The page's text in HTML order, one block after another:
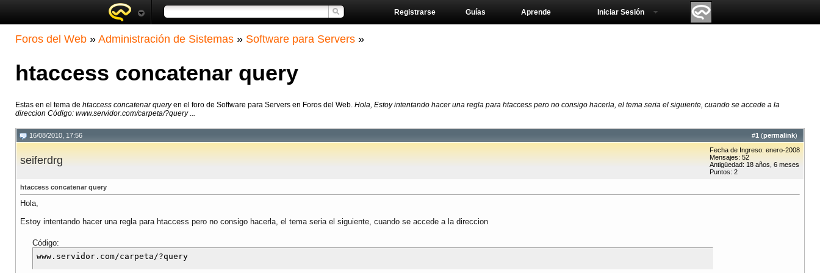
Aprende
Guías
Registrarse Iniciar Sesión
Foros del Web » Administración de Sistemas » Software para Servers »
htaccess concatenar query
Estas en el tema de htaccess concatenar queryen el foro de Software para Servers en Foros del Web. Hola, Estoy intentando hacer una regla para htaccess pero no consigo hacerla, el tema seria el siguiente, cuando se accede a la
direccion Código: www.servidor.com/carpeta/?query ...
#1 (permalink)
16/08/2010, 17:56
seiferdrg
Fecha de Ingreso: enero-2008
Mensajes: 52
Antigüedad: 18 años, 6 meses
Puntos: 2
htaccess concatenar query
Hola,
Estoy intentando hacer una regla para htaccess pero no consigo hacerla, el tema seria el siguiente, cuando se accede a la direccion
Código: